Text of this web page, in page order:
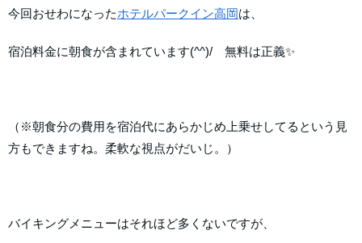
今回おせわになったホテルパークイン高岡は、
宿泊料金に朝食が含まれています(^^)/ 無料は正義✨
（※朝食分の費用を宿泊代にあらかじめ上乗せしてるという見
方もできますね。柔軟な視点がだいじ。）
バイキングメニューはそれほど多くないですが、